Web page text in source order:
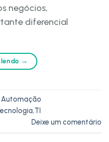
negócios,
diferencial
→
Automação
,TI
Deixe um comentário